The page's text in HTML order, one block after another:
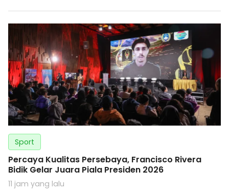
Sport
Percaya Kualitas Persebaya, Francisco Rivera
Bidik Gelar Juara Piala Presiden 2026
11 jam yang lalu